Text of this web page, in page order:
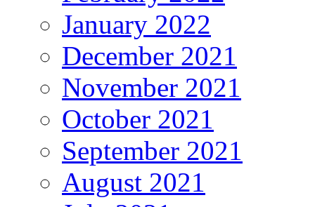
January 2022
December 2021
November 2021
October 2021
September 2021
August 2021